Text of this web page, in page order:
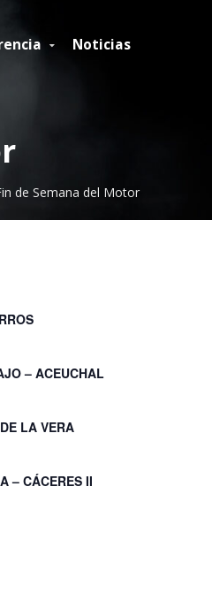
Noticias
de Semana del Motor
– ACEUCHAL
LA VERA
– CÁCERES II